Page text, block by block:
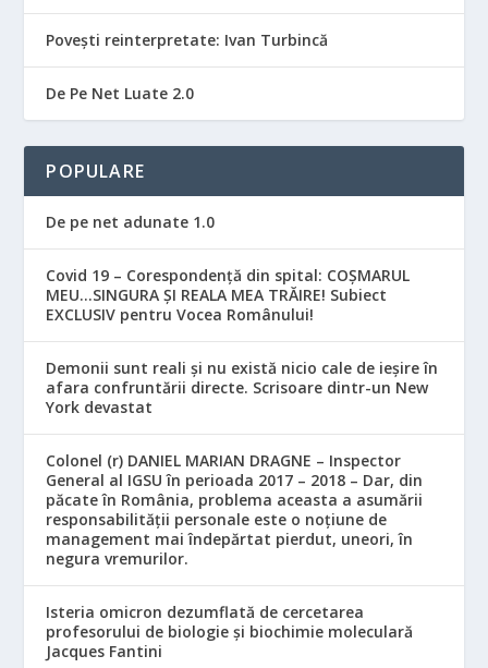
Povești reinterpretate: Ivan Turbincă
De Pe Net Luate 2.0
POPULARE
De pe net adunate 1.0
Covid 19 – Corespondență din spital: COȘMARUL
MEU…SINGURA ȘI REALA MEA TRĂIRE! Subiect
EXCLUSIV pentru Vocea Românului!
Demonii sunt reali și nu există nicio cale de ieșire în
afara confruntării directe. Scrisoare dintr-un New
York devastat
Colonel (r) DANIEL MARIAN DRAGNE – Inspector
General al IGSU în perioada 2017 – 2018 – Dar, din
păcate în România, problema aceasta a asumării
responsabilităţii personale este o noţiune de
management mai îndepărtat pierdut, uneori, în
negura vremurilor.
Isteria omicron dezumflată de cercetarea
profesorului de biologie și biochimie moleculară
Jacques Fantini